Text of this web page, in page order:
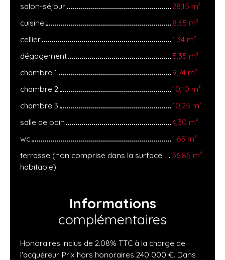
salon-séjour
28,15 m²
cuisine
8,65 m²
cellier
1,34 m²
dégagement
5,35 m²
chambre 1
9,74 m²
chambre 2
10,10 m²
chambre 3
10,25 m²
salle de bain
4,30 m²
wc
1.65 m²
terrasse (non comprise dans la surface
habitable)
36,85 m²
Informations
complémentaires
Honoraires inclus de 2.08% TTC à la charge de
l'acquéreur. Prix hors honoraires 240 000 €. Dans